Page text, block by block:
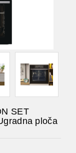
SET
ploča